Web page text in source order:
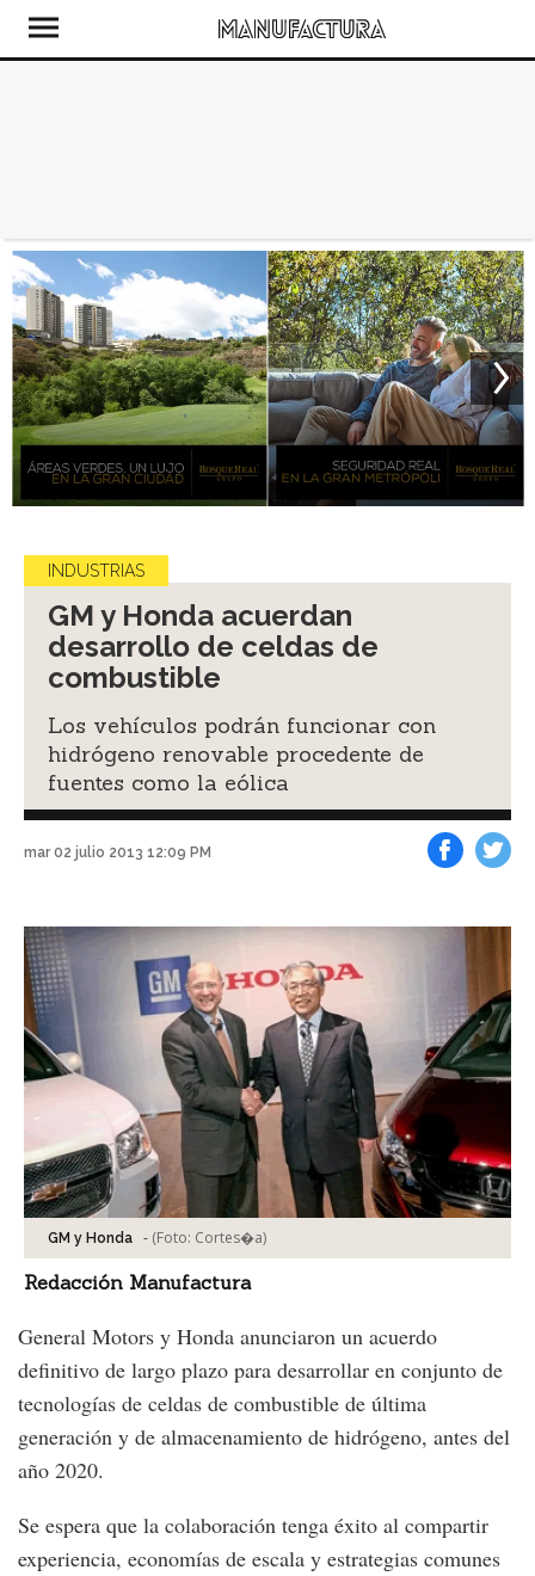
INDUSTRIAS
GM y Honda acuerdan
desarrollo de celdas de
combustible
Los vehículos podrán funcionar con
hidrógeno renovable procedente de
fuentes como la eólica
mar 02 julio 2013 12:09 PM
GM y Honda - (Foto: Cortes�a)
Redacción Manufactura
General Motors y Honda anunciaron un acuerdo
definitivo de largo plazo para desarrollar en conjunto de
tecnologías de celdas de combustible de última
generación y de almacenamiento de hidrógeno, antes del
año 2020.
Se espera que la colaboración tenga éxito al compartir
experiencia, economías de escala y estrategias comunes